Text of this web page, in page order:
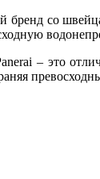
бренд со
– это